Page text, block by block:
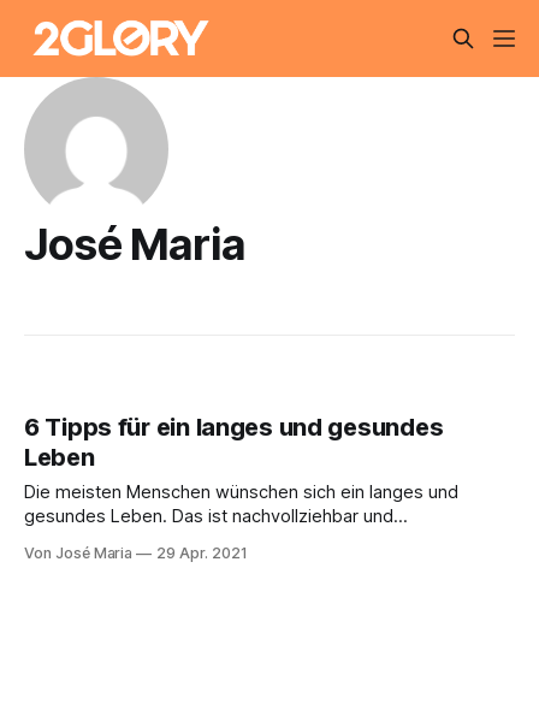
José Maria
6 Tipps für ein langes und gesundes
Leben
Die meisten Menschen wünschen sich ein langes und
gesundes Leben. Das ist nachvollziehbar und
bewusst sein, dass es für dieses Ziel keine Garantie gibt,
Von José Maria 29 Apr. 2021